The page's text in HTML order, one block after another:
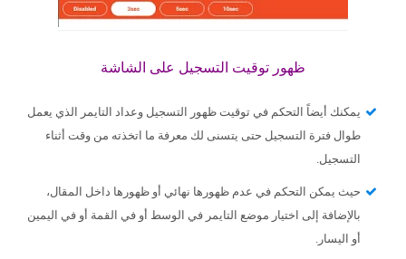
ظهور توقيت التسجيل على الشاشة
يمكنك أيضاً التحكم في توقيت ظهور التسجيل وعداد التايمر الذي يعمل
طوال فترة التسجيل حتى يتسنى لك معرفة ما اتخذته من وقت أثناء
التسجيل.
حيث يمكن التحكم في عدم ظهورها نهائي أو ظهورها داخل المقال،
بالإضافة إلى اختيار موضع التايمر في الوسط أو في القمة أو في اليمين
أو اليسار.